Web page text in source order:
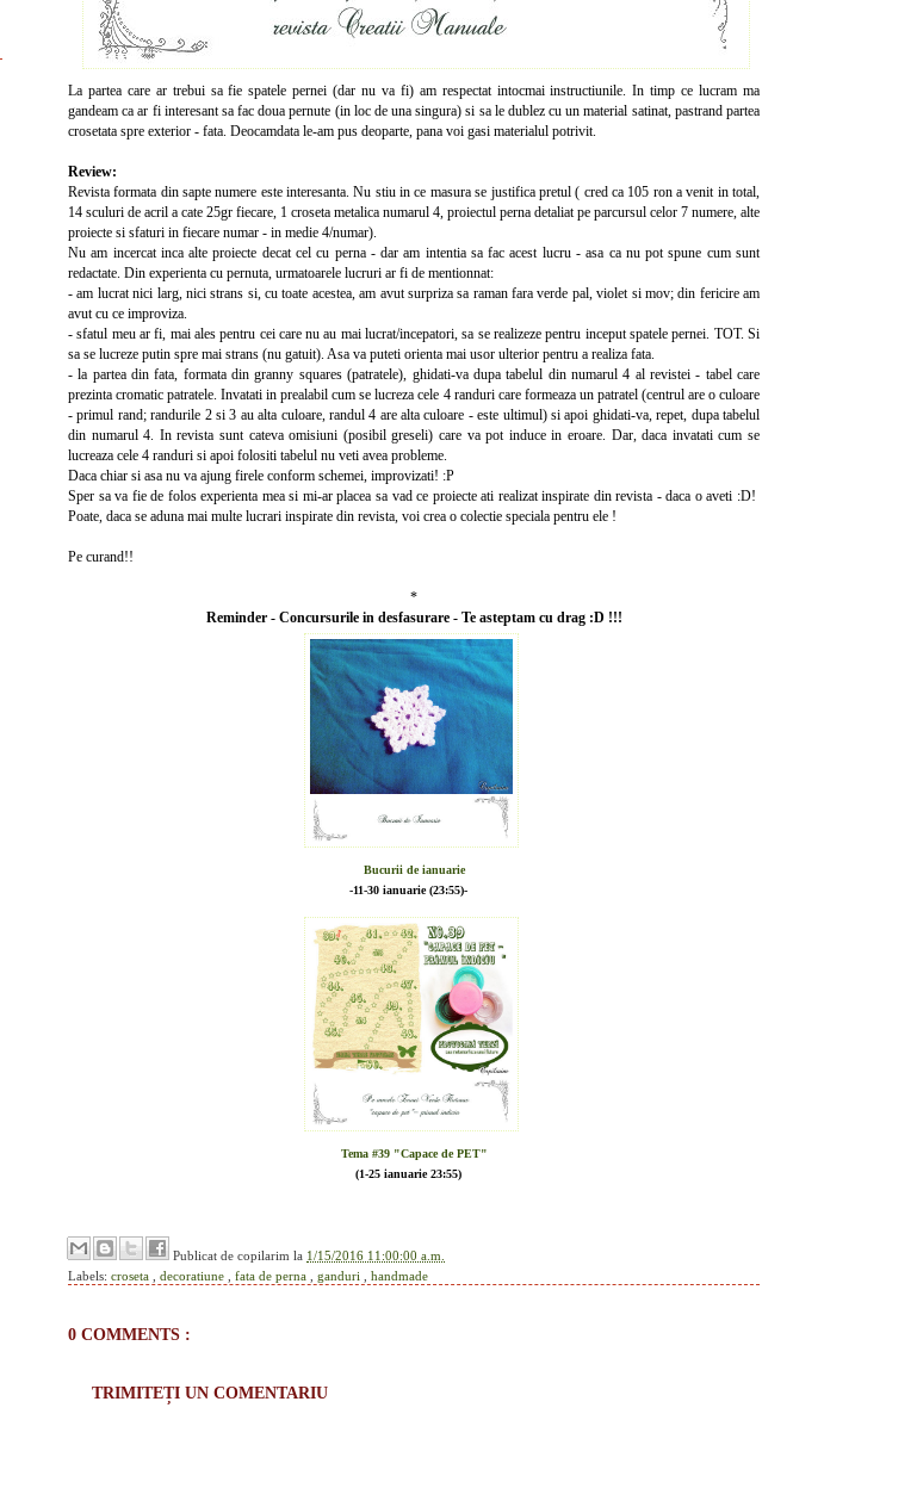
La partea care ar trebui sa fie spatele pernei (dar nu va fi) am respectat intocmai instructiunile. In timp ce lucram ma
gandeam ca ar fi interesant sa fac doua pernute (in loc de una singura) si sa le dublez cu un material satinat, pastrand partea
crosetata spre exterior - fata. Deocamdata le-am pus deoparte, pana voi gasi materialul potrivit.
Review:
Revista formata din sapte numere este interesanta. Nu stiu in ce masura se justifica pretul ( cred ca 105 ron a venit in total,
14 sculuri de acril a cate 25gr fiecare, 1 croseta metalica numarul 4, proiectul perna detaliat pe parcursul celor 7 numere, alte
proiecte si sfaturi in fiecare numar - in medie 4/numar).
Nu am incercat inca alte proiecte decat cel cu perna - dar am intentia sa fac acest lucru - asa ca nu pot spune cum sunt
redactate. Din experienta cu pernuta, urmatoarele lucruri ar fi de mentionnat:
- am lucrat nici larg, nici strans si, cu toate acestea, am avut surpriza sa raman fara verde pal, violet si mov; din fericire am
avut cu ce improviza.
- sfatul meu ar fi, mai ales pentru cei care nu au mai lucrat/incepatori, sa se realizeze pentru inceput spatele pernei. TOT. Si
sa se lucreze putin spre mai strans (nu gatuit). Asa va puteti orienta mai usor ulterior pentru a realiza fata.
- la partea din fata, formata din granny squares (patratele), ghidati-va dupa tabelul din numarul 4 al revistei - tabel care
prezinta cromatic patratele. Invatati in prealabil cum se lucreza cele 4 randuri care formeaza un patratel (centrul are o culoare
- primul rand; randurile 2 si 3 au alta culoare, randul 4 are alta culoare - este ultimul) si apoi ghidati-va, repet, dupa tabelul
din numarul 4. In revista sunt cateva omisiuni (posibil greseli) care va pot induce in eroare. Dar, daca invatati cum se
lucreaza cele 4 randuri si apoi folositi tabelul nu veti avea probleme.
Daca chiar si asa nu va ajung firele conform schemei, improvizati! :P
Sper sa va fie de folos experienta mea si mi-ar placea sa vad ce proiecte ati realizat inspirate din revista - daca o aveti :D!
Poate, daca se aduna mai multe lucrari inspirate din revista, voi crea o colectie speciala pentru ele !
Pe curand!!
*
Reminder - Concursurile in desfasurare - Te asteptam cu drag :D !!!
Bucurii de ianuarie
-11-30 ianuarie (23:55)-
Tema #39 "Capace de PET"
(1-25 ianuarie 23:55)
Publicat de copilarim la 1/15/2016 11:00:00 a.m.
Labels: croseta decoratiune fata de perna ganduri handmade
0 COMMENTS :
TRIMITEȚI UN COMENTARIU